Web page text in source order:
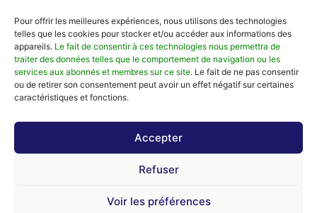
Pour offrir les meilleures expériences, nous utilisons des technologies
telles que les cookies pour stocker et/ou accéder aux informations des
appareils. Le fait de consentir à ces technologies nous permettra de
traiter des données telles que le comportement de navigation ou les
services aux abonnés et membres sur ce site. Le fait de ne pas consentir
ou de retirer son consentement peut avoir un effet négatif sur certaines
caractéristiques et fonctions.
Accepter
Refuser
Voir les préférences
Développement commercial
Communiquer avec Forbes Afrique
Média Kit 2026
Abonnez-vous à la newsletter de Forbes Afrique et recevez
régulièrement nos meilleurs articles